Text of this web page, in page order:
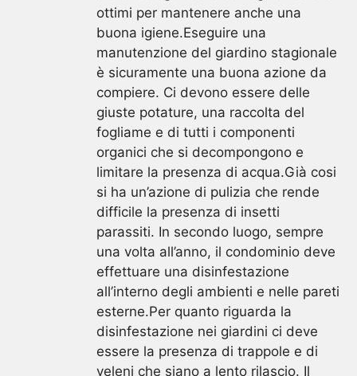
ottimi per mantenere anche una
buona igiene.Eseguire una
manutenzione del giardino stagionale
è sicuramente una buona azione da
compiere. Ci devono essere delle
giuste potature, una raccolta del
fogliame e di tutti i componenti
organici che si decompongono e
limitare la presenza di acqua.Già cosi
si ha un’azione di pulizia che rende
difficile la presenza di insetti
parassiti. In secondo luogo, sempre
una volta all’anno, il condominio deve
effettuare una disinfestazione
all’interno degli ambienti e nelle pareti
esterne.Per quanto riguarda la
disinfestazione nei giardini ci deve
essere la presenza di trappole e di
veleni che siano a lento rilascio. Il